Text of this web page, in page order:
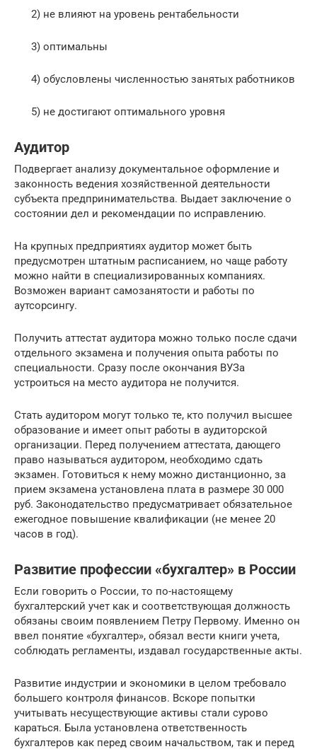
2) не влияют на уровень рентабельности
3) оптимальны
4) обусловлены численностью занятых работников
5) не достигают оптимального уровня
Аудитор
Подвергает анализу документальное оформление и
законность ведения хозяйственной деятельности
субъекта предпринимательства. Выдает заключение о
состоянии дел и рекомендации по исправлению.
На крупных предприятиях аудитор может быть
предусмотрен штатным расписанием, но чаще работу
можно найти в специализированных компаниях.
Возможен вариант самозанятости и работы по
аутсорсингу.
Получить аттестат аудитора можно только после сдачи
отдельного экзамена и получения опыта работы по
специальности. Сразу после окончания ВУЗа
устроиться на место аудитора не получится.
Стать аудитором могут только те, кто получил высшее
образование и имеет опыт работы в аудиторской
организации. Перед получением аттестата, дающего
право называться аудитором, необходимо сдать
экзамен. Готовиться к нему можно дистанционно, за
прием экзамена установлена плата в размере 30 000
руб. Законодательство предусматривает обязательное
ежегодное повышение квалификации (не менее 20
часов в год).
Развитие профессии «бухгалтер» в России
Если говорить о России, то по-настоящему
бухгалтерский учет как и соответствующая должность
обязаны своим появлением Петру Первому. Именно он
ввел понятие «бухгалтер», обязал вести книги учета,
соблюдать регламенты, издавал государственные акты.
Развитие индустрии и экономики в целом требовало
большего контроля финансов. Вскоре попытки
учитывать несуществующие активы стали сурово
караться. Была установлена ответственность
бухгалтеров как перед своим начальством, так и перед